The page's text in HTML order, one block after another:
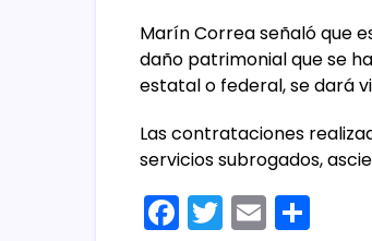
Marín Correa señaló que
daño patrimonial que se
estatal o federal, se dará
Las contrataciones
servicios subrogados,
F T E